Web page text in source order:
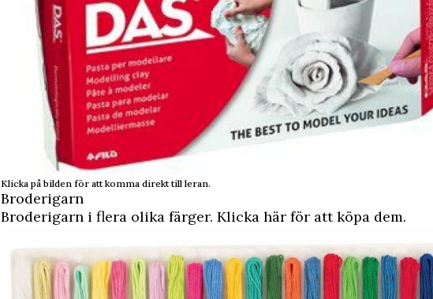
Klicka på bilden för att komma direkt till leran.
Broderigarn
Broderigarn i flera olika färger. Klicka här för att köpa dem.